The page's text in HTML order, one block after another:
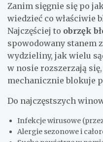
Zanim sięgnie się po
wiedzieć co właściwie
Najczęściej to obrzęk
spowodowany stanem
wydzieliny, jak wielu
w nosie rozszerzają
mechanicznie blokuje
Do najczęstszych
Infekcje wirusowe
Alergie sezonowe i